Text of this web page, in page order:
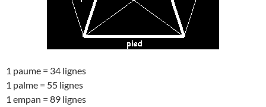
1 paume = 34 lignes
1 palme = 55 lignes
1 empan = 89 lignes